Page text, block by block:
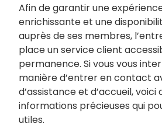
Afin de garantir une
enrichissante et une
auprès de ses membres,
place un service client
permanence. Si vous vous
manière d’entrer en contact
d’assistance et d’accueil, voici
informations précieuses qui
utiles.